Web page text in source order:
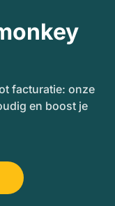
facturatie: onze
en boost je